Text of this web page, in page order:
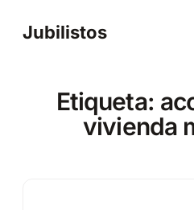
Jubilistos
Etiqueta:
vivienda